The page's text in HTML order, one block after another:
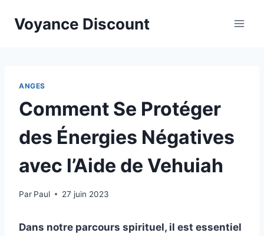
Voyance Discount
ANGES
Comment Se Protéger
des Énergies Négatives
avec l’Aide de Vehuiah
Par Paul 27 juin 2023
Dans notre parcours spirituel, il est essentiel